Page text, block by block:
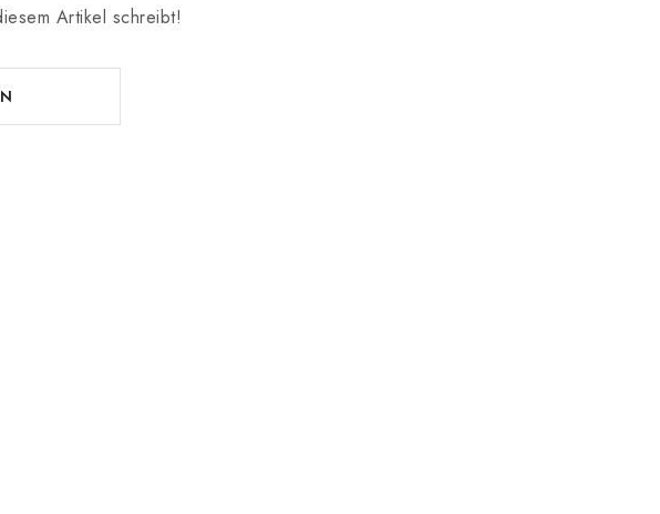
Artikel schreibt!